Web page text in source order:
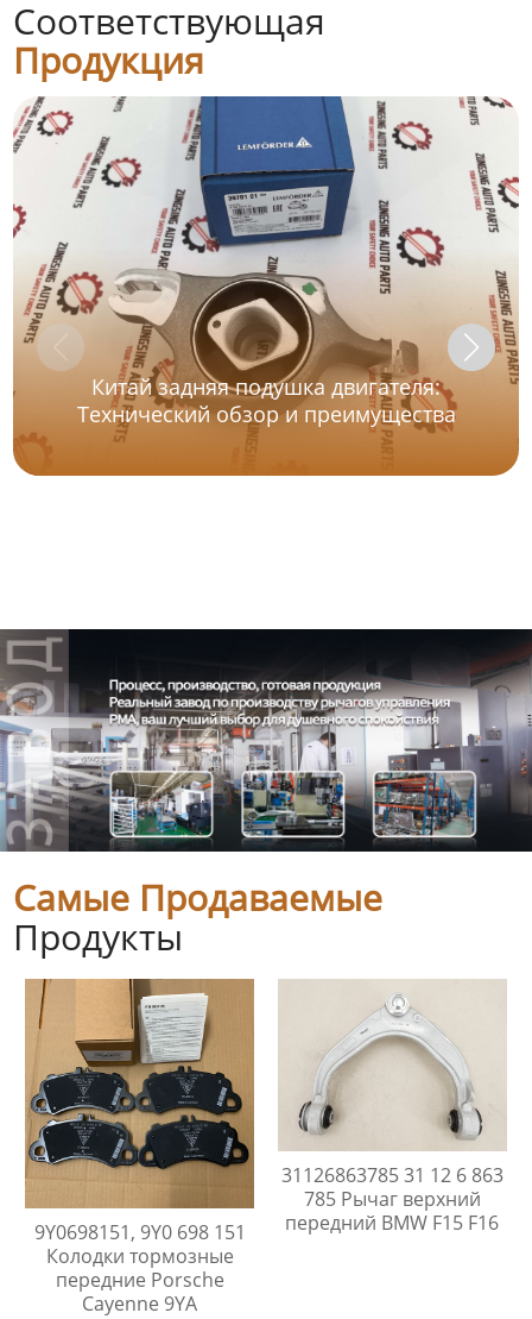
Соответствующая
Продукция
Китай задняя подушка двигателя:
Технический обзор и преимущества
Самые Продаваемые
Продукты
9Y0698151, 9Y0 698 151
Колодки тормозные
передние Porsche
Cayenne 9YA
31126863785 31 12 6 863
785 Рычаг верхний
передний BMW F15 F16